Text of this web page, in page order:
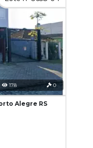
178 0
Alegre RS